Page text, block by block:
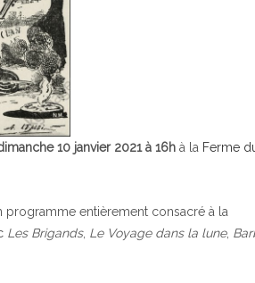
10 janvier 2021 à 16hà la Ferme
entièrement consacré à la
Les Brigands, Le Voyage dans la lune,